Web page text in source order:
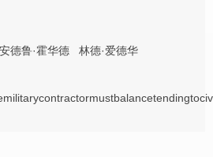
安德鲁·霍华德 林德·爱德华